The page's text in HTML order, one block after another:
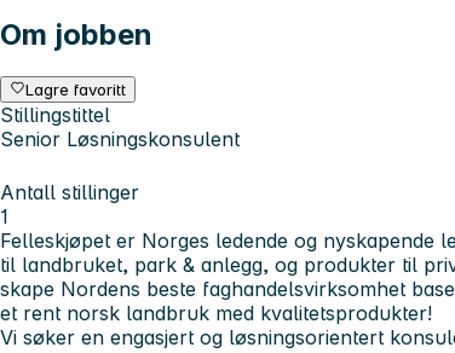
Om jobben
Lagre favoritt
Stillingstittel
Senior Løsningskonsulent
Antall stillinger
1
Felleskjøpet er Norges ledende og nyskapende
til landbruket, park & anlegg, og produkter til
skape Nordens beste faghandelsvirksomhet
et rent norsk landbruk med kvalitetsprodukter!
Vi søker en engasjert og løsningsorientert